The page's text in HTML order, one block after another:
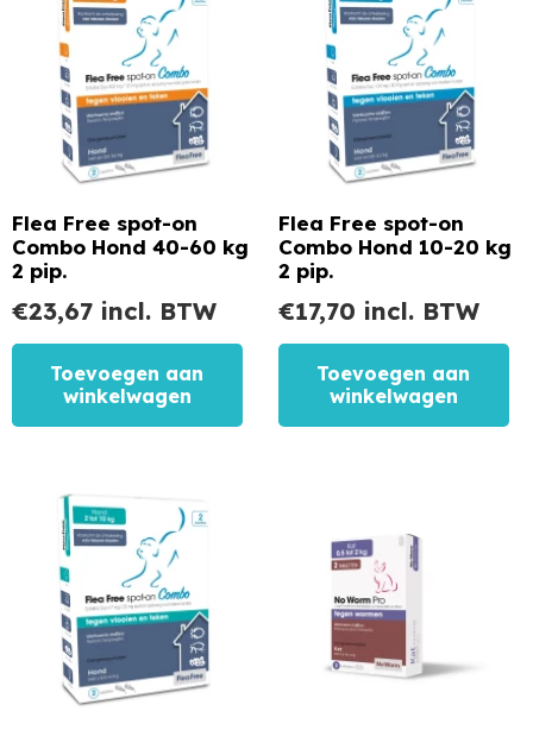
Flea Free spot-on
Combo Hond 40-60 kg
2 pip.
€23,67 incl. BTW
Toevoegen aan
winkelwagen
Flea Free spot-on
Combo Hond 10-20 kg
2 pip.
€17,70 incl. BTW
Toevoegen aan
winkelwagen